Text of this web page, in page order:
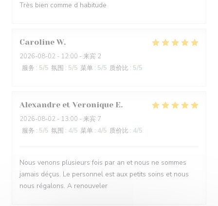
Très bien comme d habitude
Caroline W
2026-08-02 - 12:00 - 来宾 2
服务 : 5/5 氛围 : 5/5 菜单 : 5/5 质价比 : 5/5
Alexandre et Veronique E
2026-08-02 - 13:00 - 来宾 7
服务 : 5/5 氛围 : 4/5 菜单 : 4/5 质价比 : 4/5
Nous venons plusieurs fois par an et nous ne sommes
jamais déçus. Le personnel est aux petits soins et nous
nous régalons. A renouveler